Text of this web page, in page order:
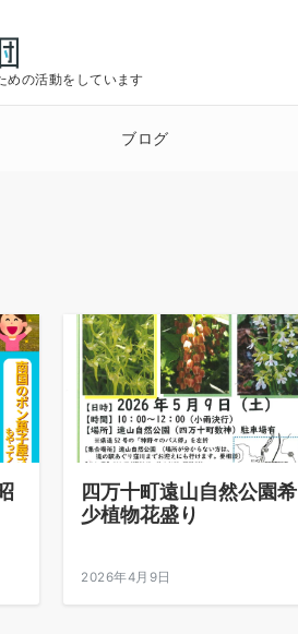
めの活動をしています
ブログ
四万十町遠山自然公園希
少植物花盛り
2026年4月9日